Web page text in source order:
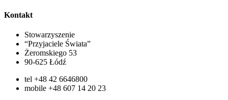
Kontakt
Stowarzyszenie
“Przyjaciele Świata”
Żeromskiego 53
90-625 Łódź
tel +48 42 6646800
mobile +48 607 14 20 23